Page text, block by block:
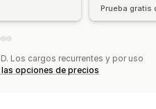
Prueba gratis
Los cargos recurrentes y por uso
opciones de precios